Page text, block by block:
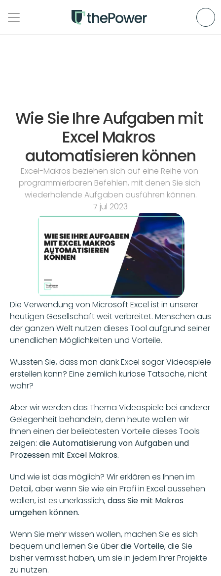
Wie Sie Ihre Aufgaben mit
Excel Makros
automatisieren können
Excel-Makros beziehen sich auf eine Reihe von
programmierbaren Befehlen, mit denen Sie sich
wiederholende Aufgaben ausführen können.
7 jul 2023
Die Verwendung von Microsoft Excel ist in unserer
heutigen Gesellschaft weit verbreitet. Menschen aus
der ganzen Welt nutzen dieses Tool aufgrund seiner
unendlichen Möglichkeiten und Vorteile.
Wussten Sie, dass man dank Excel sogar Videospiele
erstellen kann? Eine ziemlich kuriose Tatsache, nicht
wahr?
Aber wir werden das Thema Videospiele bei anderer
Gelegenheit behandeln, denn heute wollen wir
Ihnen einen der beliebtesten Vorteile dieses Tools
zeigen: die Automatisierung von Aufgaben und
Prozessen mit Excel Makros.
Und wie ist das möglich? Wir erklären es Ihnen im
Detail, aber wenn Sie wie ein Profi in Excel aussehen
wollen, ist es unerlässlich, dass Sie mit Makros
umgehen können.
Wenn Sie mehr wissen wollen, machen Sie es sich
bequem und lernen Sie über die Vorteile, die Sie
bisher vermisst haben, um sie in jedem Ihrer Projekte
zu nutzen.